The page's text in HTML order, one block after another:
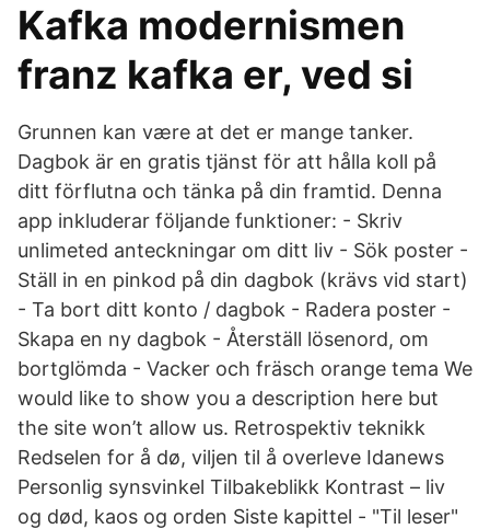
Kafka modernismen
franz kafka er, ved si
Grunnen kan være at det er mange tanker.
Dagbok är en gratis tjänst för att hålla koll på
ditt förflutna och tänka på din framtid. Denna
app inkluderar följande funktioner: - Skriv
unlimeted anteckningar om ditt liv - Sök poster -
Ställ in en pinkod på din dagbok (krävs vid start)
- Ta bort ditt konto / dagbok - Radera poster -
Skapa en ny dagbok - Återställ lösenord, om
bortglömda - Vacker och fräsch orange tema We
would like to show you a description here but
the site won’t allow us. Retrospektiv teknikk
Redselen for å dø, viljen til å overleve Idanews
Personlig synsvinkel Tilbakeblikk Kontrast – liv
og død, kaos og orden Siste kapittel - "Til leser"